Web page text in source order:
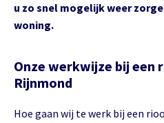
u zo snel mogelijk weer
woning.
Onze werkwijze bij een
Rijnmond
Hoe gaan wij te werk bij een